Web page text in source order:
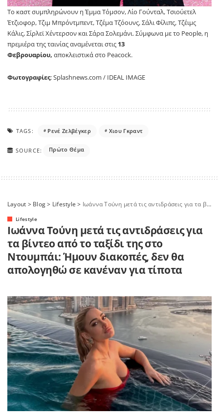
Το καστ συμπληρώνουν η Έμμα Τόμσον, Λίο Γούνταλ, Τσιούετελ
Έτζιοφορ, Τζιμ Μπρόντμπεντ, Τζέμα Τζόουνς, Σάλι Φίλιπς, Τζέιμς
Κάλις, Σίρλεϊ Χέντερσον και Σάρα Σολεμάνι. Σύμφωνα με το People, η
πρεμιέρα της ταινίας αναμένεται στις 13
Φεβρουαρίου, αποκλειστικά στο Peacock.
Φωτογραφίες: Splashnews.com / IDEAL IMAGE
TAGS: Ρενέ Ζελβέγκερ Χιου Γκραντ
SOURCE: Πρώτο Θέμα
Layout > Blog> Lifestyle > Ιωάννα Τούνη μετά τις αντιδράσεις για τα βίντεο από το ταξίδι της στο Ντουμπάι: Ήμουν διακοπές, δεν θα απολογηθώ σε κανέναν για τίποτα
Lifestyle
Ιωάννα Τούνη μετά τις αντιδράσεις για
τα βίντεο από το ταξίδι της στο
Ντουμπάι: Ήμουν διακοπές, δεν θα
απολογηθώ σε κανέναν για τίποτα